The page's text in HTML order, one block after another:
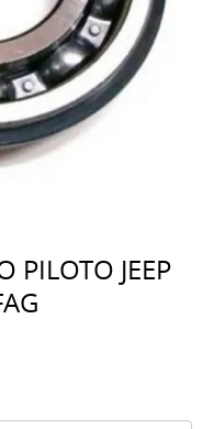
PILOTO JEEP